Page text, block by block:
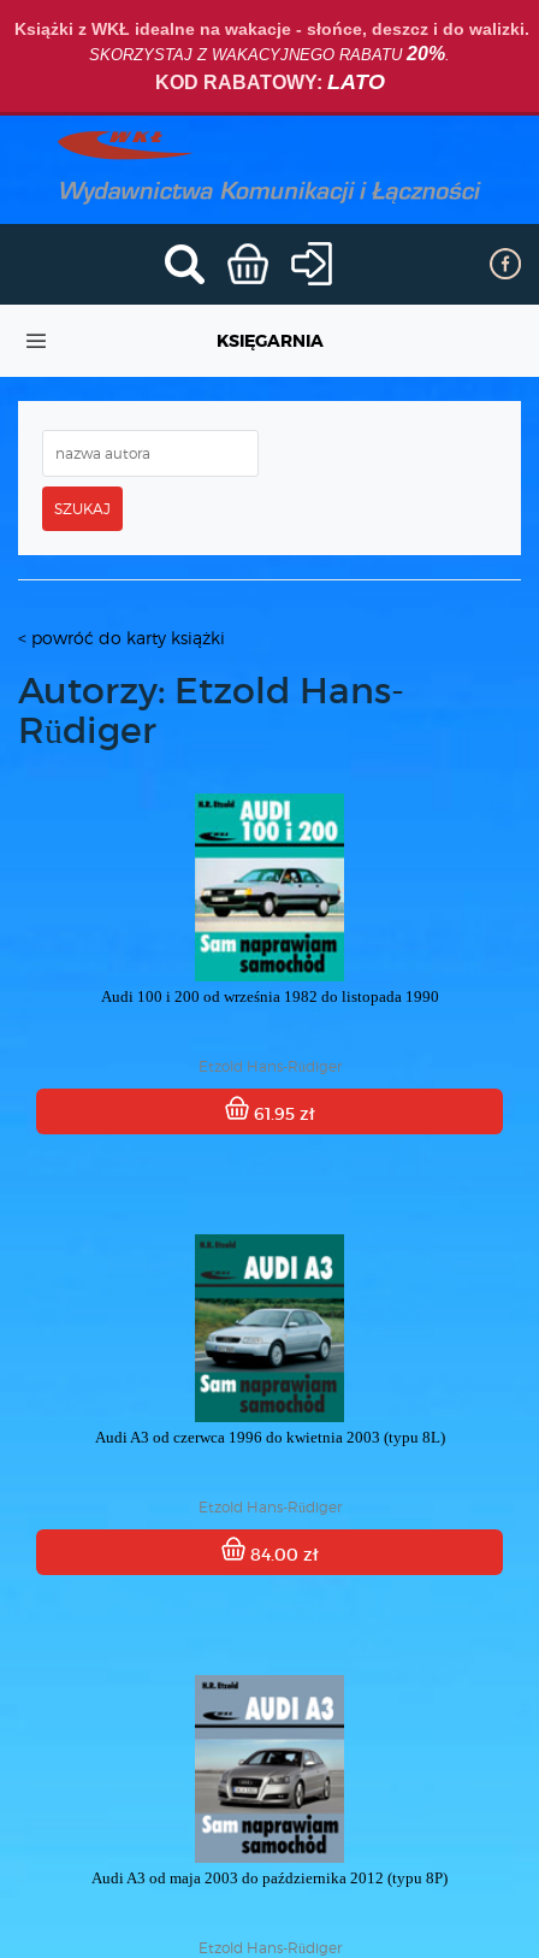
Książki z WKŁ idealne na wakacje - słońce, deszcz i do walizki.
SKORZYSTAJ Z WAKACYJNEGO RABATU20%.
KOD RABATOWY: LATO
KSIĘGARNIA
SZUKAJ
< powróć do karty książki
Autorzy: Etzold Hans-
Rüdiger
Audi 100 i 200 od września 1982 do listopada 1990
Etzold Hans-Rüdiger
61.95 zł
Audi A3 od czerwca 1996 do kwietnia 2003 (typu 8L)
Etzold Hans-Rüdiger
84.00 zł
Audi A3 od maja 2003 do października 2012 (typu 8P)
Etzold Hans-Rüdiger